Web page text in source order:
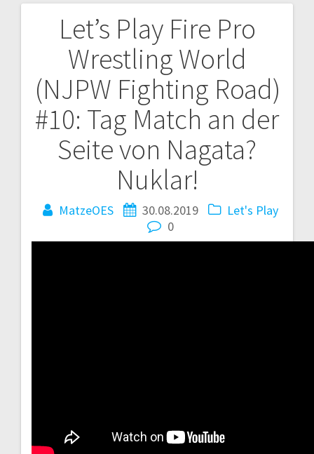
Let’s Play Fire Pro
Wrestling World
(NJPW Fighting Road)
#10: Tag Match an der
Seite von Nagata?
Nuklar!
MatzeOES 30.08.2019
Let's Play
0
Beitragsnavigation